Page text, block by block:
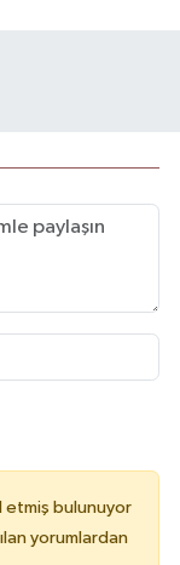
etmiş bulunuyor
yorumlardan